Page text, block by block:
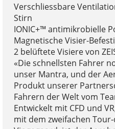
Verschliessbare
Stirn
IONIC+™ antimikrobielle
Magnetische Visier-
2 belüftete Visiere von
«Die schnellsten Fahrer
unser Mantra, und der
Produkt unserer
Fahrern der Welt vom
Entwickelt mit CFD und
mit dem zweifachen Tour-